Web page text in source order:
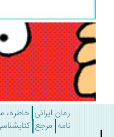
رمان ایرانی خاطره،
مرجع کتابشناسی نقد